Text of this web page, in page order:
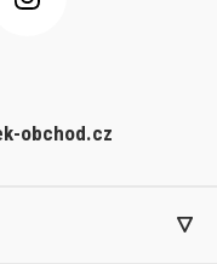
obchod.cz